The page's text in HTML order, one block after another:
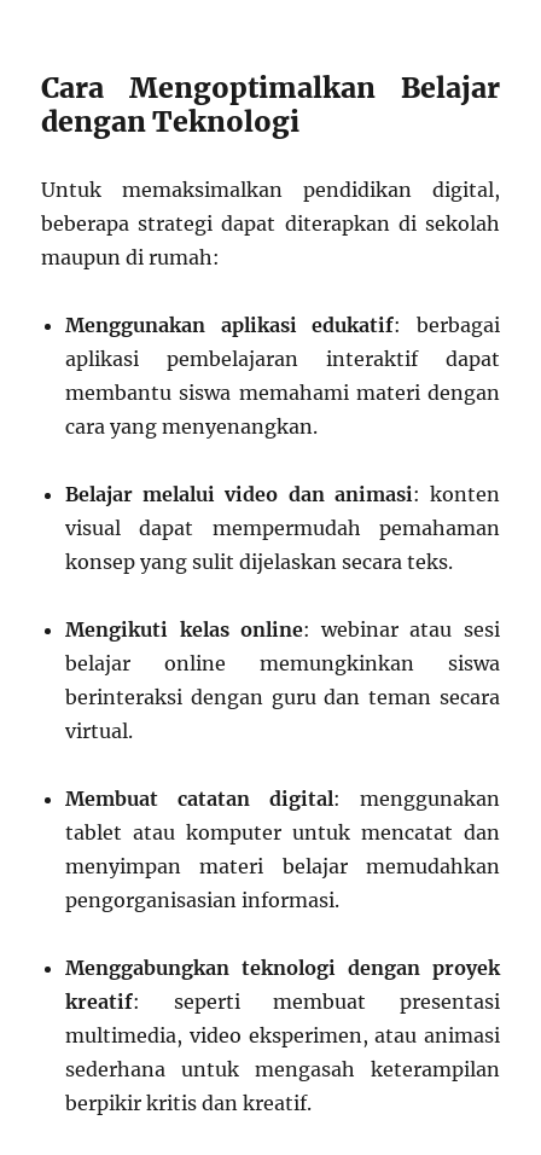
Cara Mengoptimalkan Belajar
dengan Teknologi
Untuk memaksimalkan pendidikan digital,
beberapa strategi dapat diterapkan di sekolah
maupun di rumah:
Menggunakan aplikasi edukatif: berbagai
aplikasi pembelajaran interaktif dapat
membantu siswa memahami materi dengan
cara yang menyenangkan.
Belajar melalui video dan animasi: konten
visual dapat mempermudah pemahaman
konsep yang sulit dijelaskan secara teks.
Mengikuti kelas online: webinar atau sesi
belajar online memungkinkan siswa
berinteraksi dengan guru dan teman secara
virtual.
Membuat catatan digital: menggunakan
tablet atau komputer untuk mencatat dan
menyimpan materi belajar memudahkan
pengorganisasian informasi.
Menggabungkan teknologi dengan proyek
kreatif: seperti membuat presentasi
multimedia, video eksperimen, atau animasi
sederhana untuk mengasah keterampilan
berpikir kritis dan kreatif.